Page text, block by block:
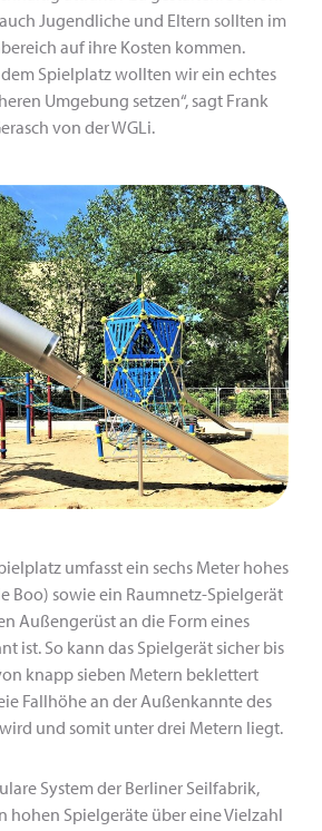
Jugendliche und Eltern sollten im
auf ihre Kosten kommen.
Spielplatz wollten wir ein echtes
Umgebung setzen“, sagt Frank
von der WGLi.
umfasst ein sechs Meter hohes
Boo) sowie ein Raumnetz-Spielgerät
Außengerüst an die Form eines
ist. So kann das Spielgerät sicher bis
knapp sieben Metern beklettert
Fallhöhe an der Außenkannte des
und somit unter drei Metern liegt.
System der Berliner Seilfabrik,
hohen Spielgeräte über eine Vielzahl